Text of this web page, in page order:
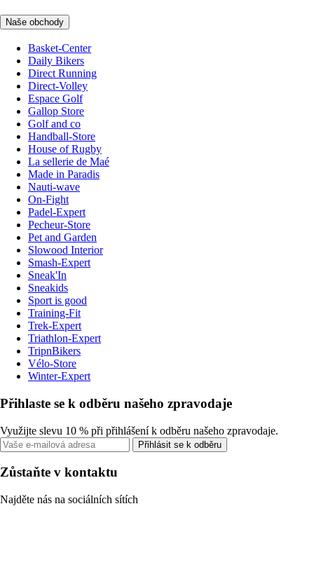
Naše obchody
Basket-Center
Daily Bikers
Direct Running
Direct-Volley
Espace Golf
Gallop Store
Golf and co
Handball-Store
House of Rugby
La sellerie de Maé
Made in Paradis
Nauti-wave
On-Fight
Padel-Expert
Pecheur-Store
Pet and Garden
Slowood Interior
Smash-Expert
Sneak'In
Sneakids
Sport is good
Training-Fit
Trek-Expert
Triathlon-Expert
TripnBikers
Vélo-Store
Winter-Expert
Přihlaste se k odběru našeho zpravodaje
Využijte slevu 10 % při přihlášení k odběru našeho zpravodaje.
Přihlásit se k odběru
Zůstaňte v kontaktu
Najděte nás na sociálních sítích